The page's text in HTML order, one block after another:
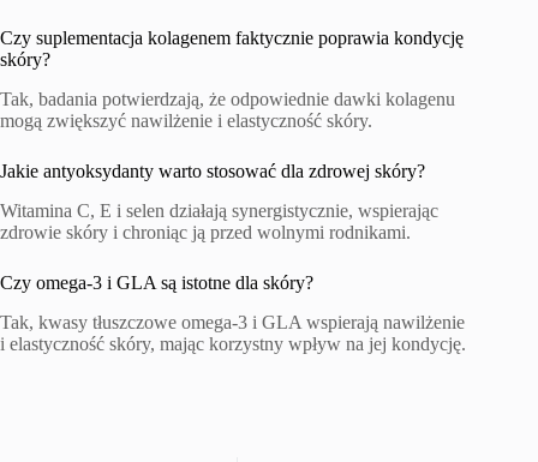
Czy suplementacja kolagenem faktycznie poprawia kondycję
skóry?
Tak, badania potwierdzają, że odpowiednie dawki kolagenu
mogą zwiększyć nawilżenie i elastyczność skóry.
Jakie antyoksydanty warto stosować dla zdrowej skóry?
Witamina C, E i selen działają synergistycznie, wspierając
zdrowie skóry i chroniąc ją przed wolnymi rodnikami.
Czy omega-3 i GLA są istotne dla skóry?
Tak, kwasy tłuszczowe omega-3 i GLA wspierają nawilżenie
i elastyczność skóry, mając korzystny wpływ na jej kondycję.